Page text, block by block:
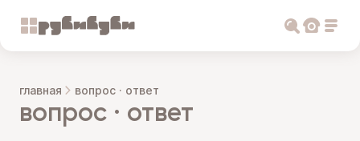
главная вопрос · ответ
вопрос · ответ